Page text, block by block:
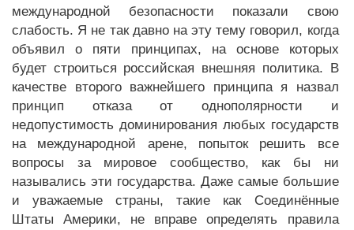
международной безопасности показали свою
слабость. Я не так давно на эту тему говорил, когда
объявил о пяти принципах, на основе которых
будет строиться российская внешняя политика. В
качестве второго важнейшего принципа я назвал
принцип отказа от однополярности и
недопустимость доминирования любых государств
на международной арене, попыток решить все
вопросы за мировое сообщество, как бы ни
назывались эти государства. Даже самые большие
и уважаемые страны, такие как Соединённые
Штаты Америки, не вправе определять правила